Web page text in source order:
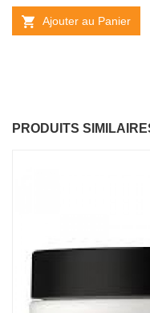
Ajouter au Panier
PRODUITS